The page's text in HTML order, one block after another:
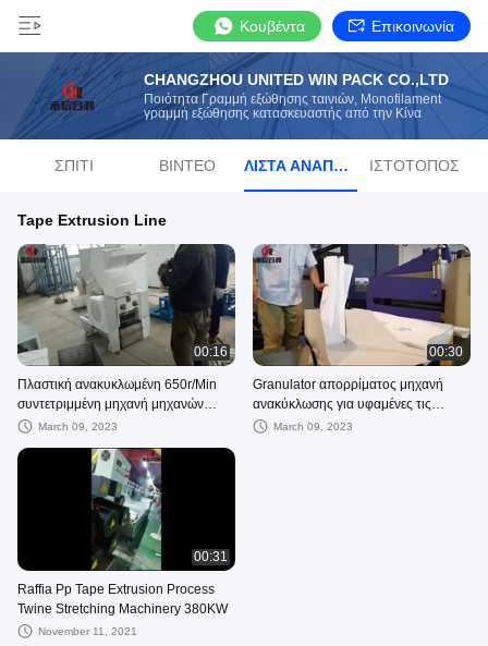
Κουβέντα Επικοινωνία
CHANGZHOU UNITED WIN PACK CO.,LTD
Ποιότητα Γραμμή εξώθησης ταινιών, Monofilament
γραμμή εξώθησης κατασκευαστής από την Κίνα
ΣΠΊΤΙ ΒΊΝΤΕΟ ΛΊΣΤΑ ΑΝΑΠΑΡΑΓΩΓΉΣ ΙΣΤΌΤΟΠΟΣ
Tape Extrusion Line
00:16
Πλαστική ανακυκλωμένη 650r/Min
συντετριμμένη μηχανή μηχανών
θραυστήρων
March 09, 2023
00:30
Granulator απορρίματος μηχανή
ανακύκλωσης για υφαμένες τις
πλαστικό τσάντες Continer τσαντών
March 09, 2023
00:31
Raffia Pp Tape Extrusion Process
Twine Stretching Machinery 380KW
November 11, 2021